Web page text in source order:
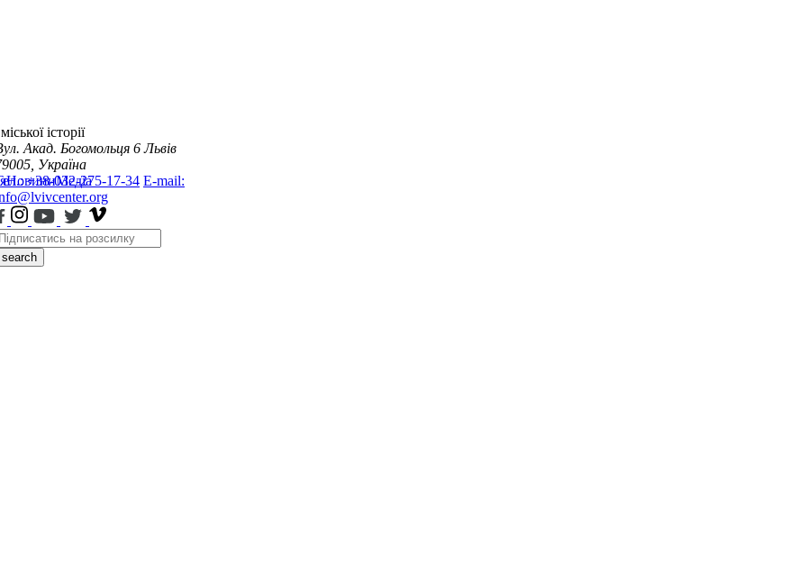
НовиниМедіа
історії
Акад. Богомольця 6 Львів
Україна
+38-032-275-17-34 E-mail:
search